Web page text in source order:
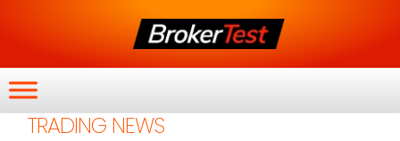
TRADING NEWS